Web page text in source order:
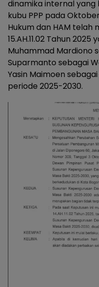
dinamika internal
kubu PPP pada
Hukum dan HAM telah
15.AH.11.02 Tahun
Muhammad Mardiono
Suparmanto sebagai
Yasin Maimoen
periode 2025-2030.